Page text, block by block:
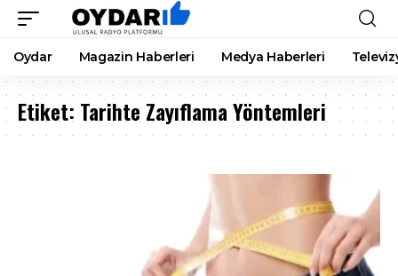
Oydar Magazin Haberleri Medya Haberleri
Etiket: Tarihte Zayıflama Yöntemleri